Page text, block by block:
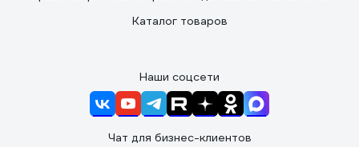
Каталог товаров
Наши соцсети
Чат для бизнес-клиентов